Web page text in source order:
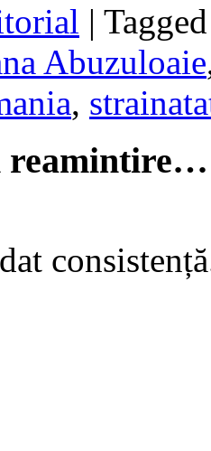
|
Abuzuloaie
,
reamintire…